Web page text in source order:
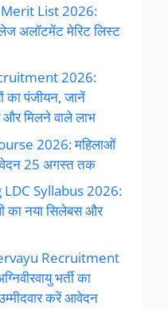
List 2026:
अलॉटमेंट मेरिट लिस्ट
2026:
का पंजीयन, जानें
और मिलने वाले लाभ
2026: महिलाओं
25 अगस्त तक
Syllabus 2026:
का नया सिलेबस और
Recruitment
भर्ती का
करें आवेदन